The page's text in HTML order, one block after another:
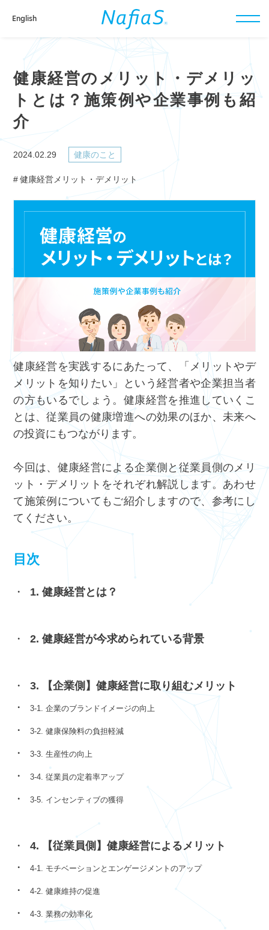
English
健康経営のメリット・デメリッ
トとは？施策例や企業事例も紹
介
2024.02.29 健康のこと
健康経営メリット・デメリット
健康経営を実践するにあたって、「メリットやデ
メリットを知りたい」という経営者や企業担当者
の方もいるでしょう。健康経営を推進していくこ
とは、従業員の健康増進への効果のほか、未来へ
の投資にもつながります。
今回は、健康経営による企業側と従業員側のメリ
ット・デメリットをそれぞれ解説します。あわせ
て施策例についてもご紹介しますので、参考にし
てください。
目次
1. 健康経営とは？
2. 健康経営が今求められている背景
3. 【企業側】健康経営に取り組むメリット
3-1. 企業のブランドイメージの向上
3-2. 健康保険料の負担軽減
3-3. 生産性の向上
3-4. 従業員の定着率アップ
3-5. インセンティブの獲得
4. 【従業員側】健康経営によるメリット
4-1. モチベーションとエンゲージメントのアップ
4-2. 健康維持の促進
4-3. 業務の効率化